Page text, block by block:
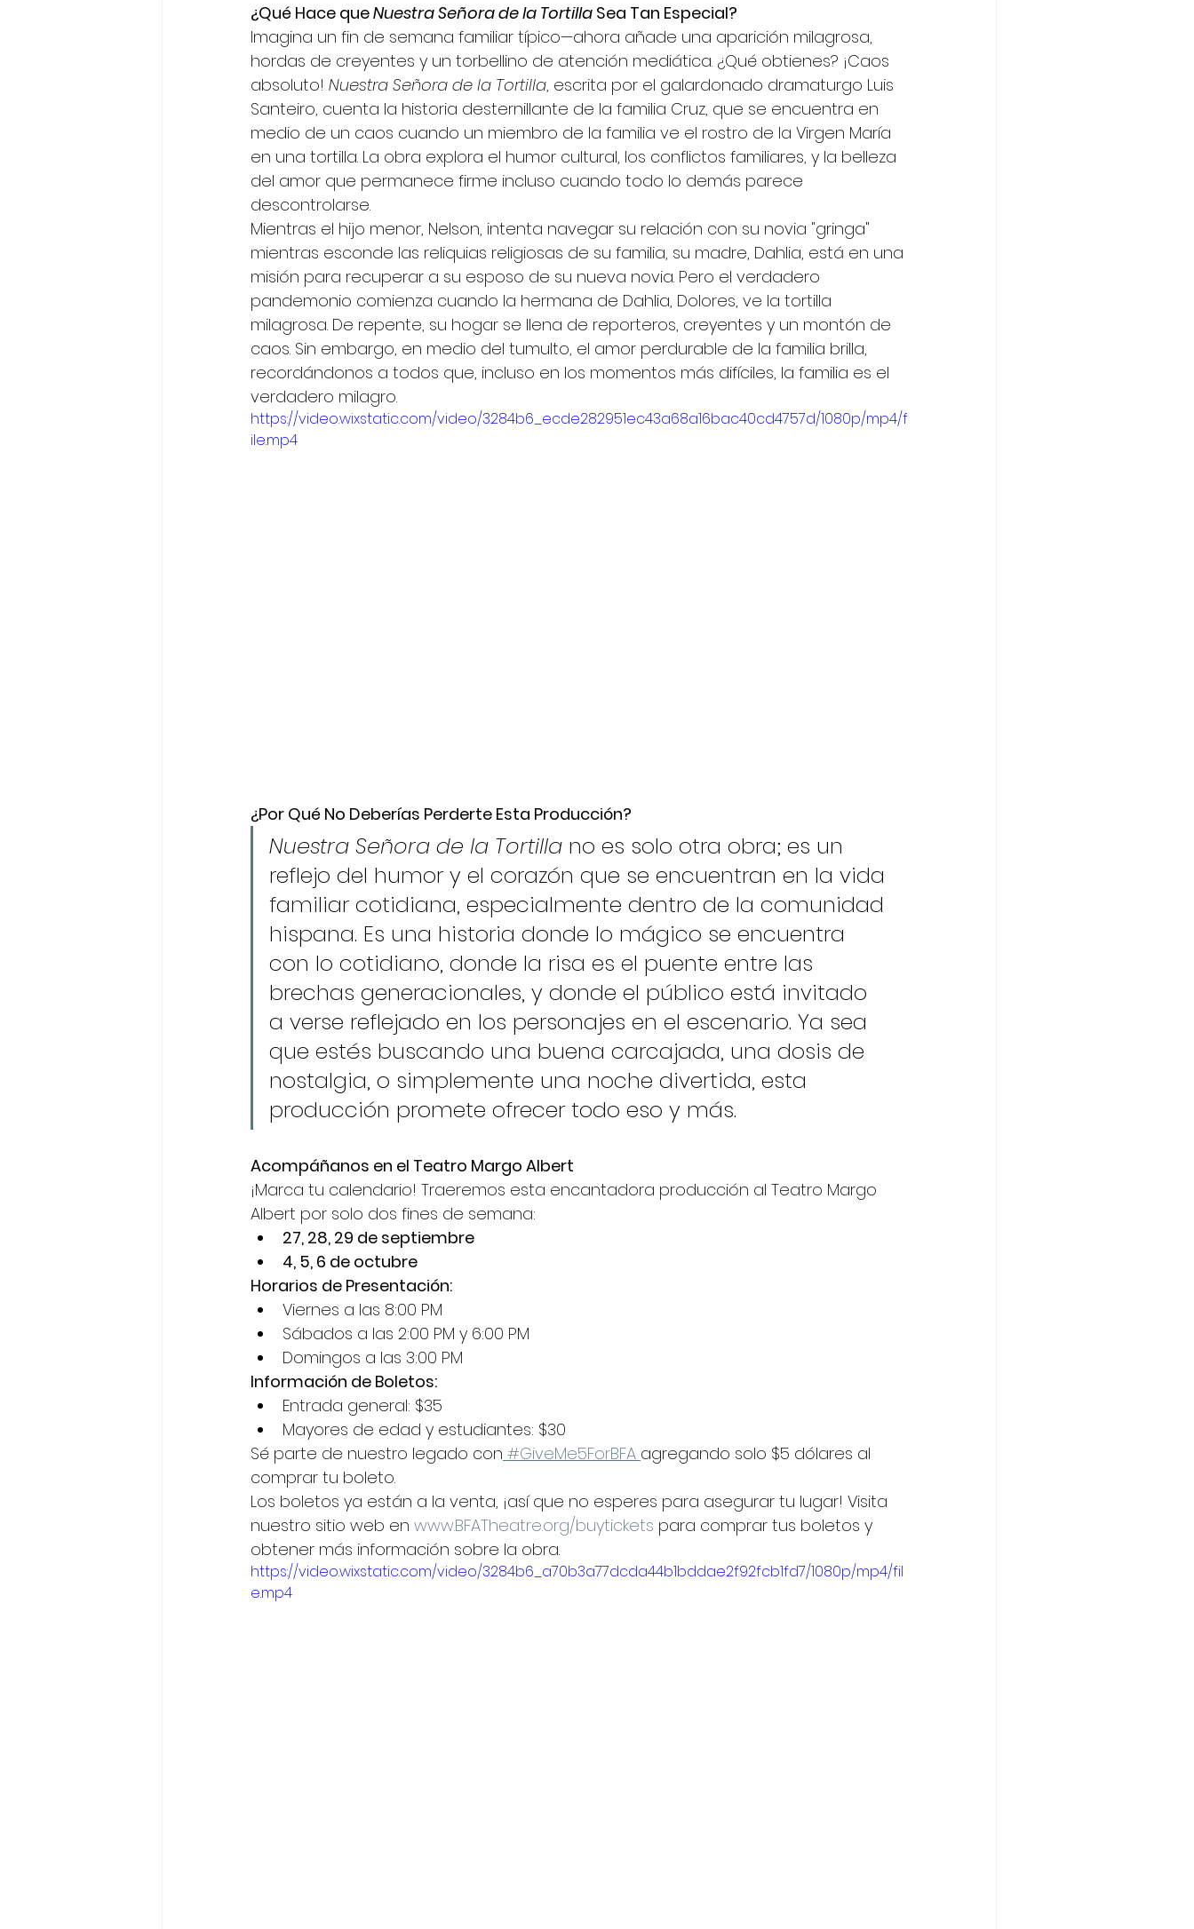
¿Qué Hace que Nuestra Señora de la Tortilla Sea Tan Especial?
Imagina un fin de semana familiar típico—ahora añade una aparición milagrosa,
hordas de creyentes y un torbellino de atención mediática. ¿Qué obtienes? ¡Caos
absoluto! Nuestra Señora de la Tortilla, escrita por el galardonado dramaturgo Luis
Santeiro, cuenta la historia desternillante de la familia Cruz, que se encuentra en
medio de un caos cuando un miembro de la familia ve el rostro de la Virgen María
en una tortilla. La obra explora el humor cultural, los conflictos familiares, y la belleza
del amor que permanece firme incluso cuando todo lo demás parece
descontrolarse.
Mientras el hijo menor, Nelson, intenta navegar su relación con su novia "gringa"
mientras esconde las reliquias religiosas de su familia, su madre, Dahlia, está en una
misión para recuperar a su esposo de su nueva novia. Pero el verdadero
pandemonio comienza cuando la hermana de Dahlia, Dolores, ve la tortilla
milagrosa. De repente, su hogar se llena de reporteros, creyentes y un montón de
caos. Sin embargo, en medio del tumulto, el amor perdurable de la familia brilla,
recordándonos a todos que, incluso en los momentos más difíciles, la familia es el
verdadero milagro.
https://video.wixstatic.com/video/3284b6_ecde282951ec43a68a16bac40cd4757d/1080p/mp4/f
ile.mp4
¿Por Qué No Deberías Perderte Esta Producción?
Nuestra Señora de la Tortilla no es solo otra obra; es un
reflejo del humor y el corazón que se encuentran en la vida
familiar cotidiana, especialmente dentro de la comunidad
hispana. Es una historia donde lo mágico se encuentra
con lo cotidiano, donde la risa es el puente entre las
brechas generacionales, y donde el público está invitado
a verse reflejado en los personajes en el escenario. Ya sea
que estés buscando una buena carcajada, una dosis de
nostalgia, o simplemente una noche divertida, esta
producción promete ofrecer todo eso y más.
Acompáñanos en el Teatro Margo Albert
¡Marca tu calendario! Traeremos esta encantadora producción al Teatro Margo
Albert por solo dos fines de semana:
27, 28, 29 de septiembre
4, 5, 6 de octubre
Horarios de Presentación:
Viernes a las 8:00 PM
Sábados a las 2:00 PM y 6:00 PM
Domingos a las 3:00 PM
Información de Boletos:
Entrada general: $35
Mayores de edad y estudiantes: $30
Sé parte de nuestro legado con #GiveMe5ForBFA agregando solo $5 dólares al
comprar tu boleto.
Los boletos ya están a la venta, ¡así que no esperes para asegurar tu lugar! Visita
nuestro sitio web en www.BFATheatre.org/buytickets para comprar tus boletos y
obtener más información sobre la obra.
https://video.wixstatic.com/video/3284b6_a70b3a77dcda44b1bddae2f92fcb1fd7/1080p/mp4/fil
e.mp4